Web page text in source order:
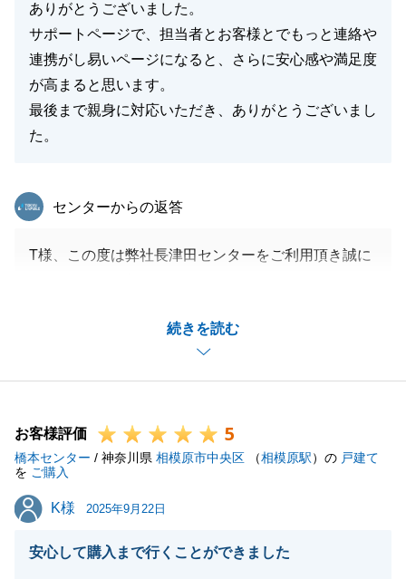
ありがとうございました。
サポートページで、担当者とお客様とでもっと連絡や
連携がし易いページになると、さらに安心感や満足度
が高まると思います。
最後まで親身に対応いただき、ありがとうございまし
た。
続きを読む
東急リバブル
センターからの返答
T様、この度は弊社長津田センターをご利用頂き誠に
とが出来て嬉しく思います。
お知り合いの方で不動産に関するお困りごとがある方
などいらっしゃいましたら、是非ご紹介頂けますと幸
今後ともお付き合いの程よろしくお願いいたします。
お客様評価 5
橋本センター / 神奈川県 相模原市中央区 （相模原駅）の 戸建て
を ご購入
K様
K様 2025年9月22日
安心して購入まで行くことができました